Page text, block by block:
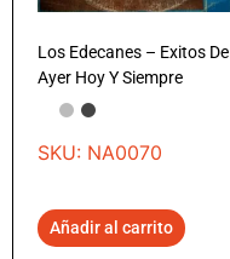
Los Edecanes – Exitos De
Ayer Hoy Y Siempre
SKU: NA0070
Añadir al carrito